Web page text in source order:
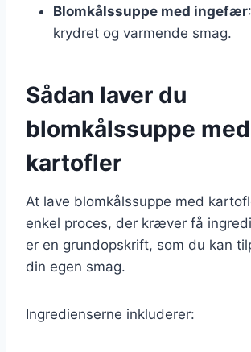
Blomkålssuppe med ingefær
krydret og varmende smag.
Sådan laver du
blomkålssuppe med
kartofler
At lave blomkålssuppe med
enkel proces, der kræver få
er en grundopskrift, som du kan
din egen smag.
Ingredienserne inkluderer: